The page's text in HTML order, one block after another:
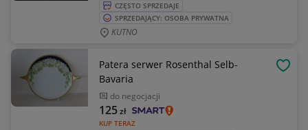
CZĘSTO SPRZEDAJE
SPRZEDAJĄCY: OSOBA PRYWATNA
KUTNO
Patera serwer Rosenthal Selb-
Bavaria
do negocjacji
KUP TERAZ
125zł